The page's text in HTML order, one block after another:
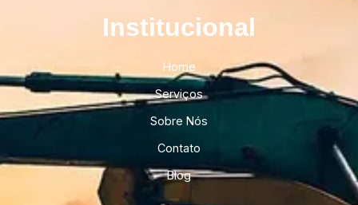
Institucional​
Home
Serviços
Sobre Nós
Contato
Blog